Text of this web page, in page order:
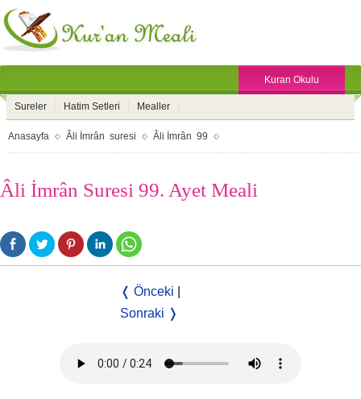
Kuran Okulu
Sureler Hatim Setleri Mealler
Anasayfa Âli İmrân suresi Âli İmrân 99
Âli İmrân Suresi 99. Ayet Meali
❬ Önceki
Sonraki ❭